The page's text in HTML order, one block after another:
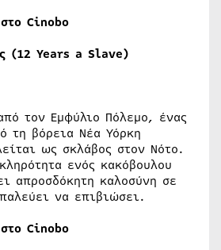
Cinobo
(12 Years a Slave)
τον Εμφύλιο Πόλεμο, ένας
τη βόρεια Νέα Υόρκη
ως σκλάβος στον Νότο.
ενός κακόβουλου
απροσδόκητη καλοσύνη σε
να επιβιώσει.
στο Cinobo